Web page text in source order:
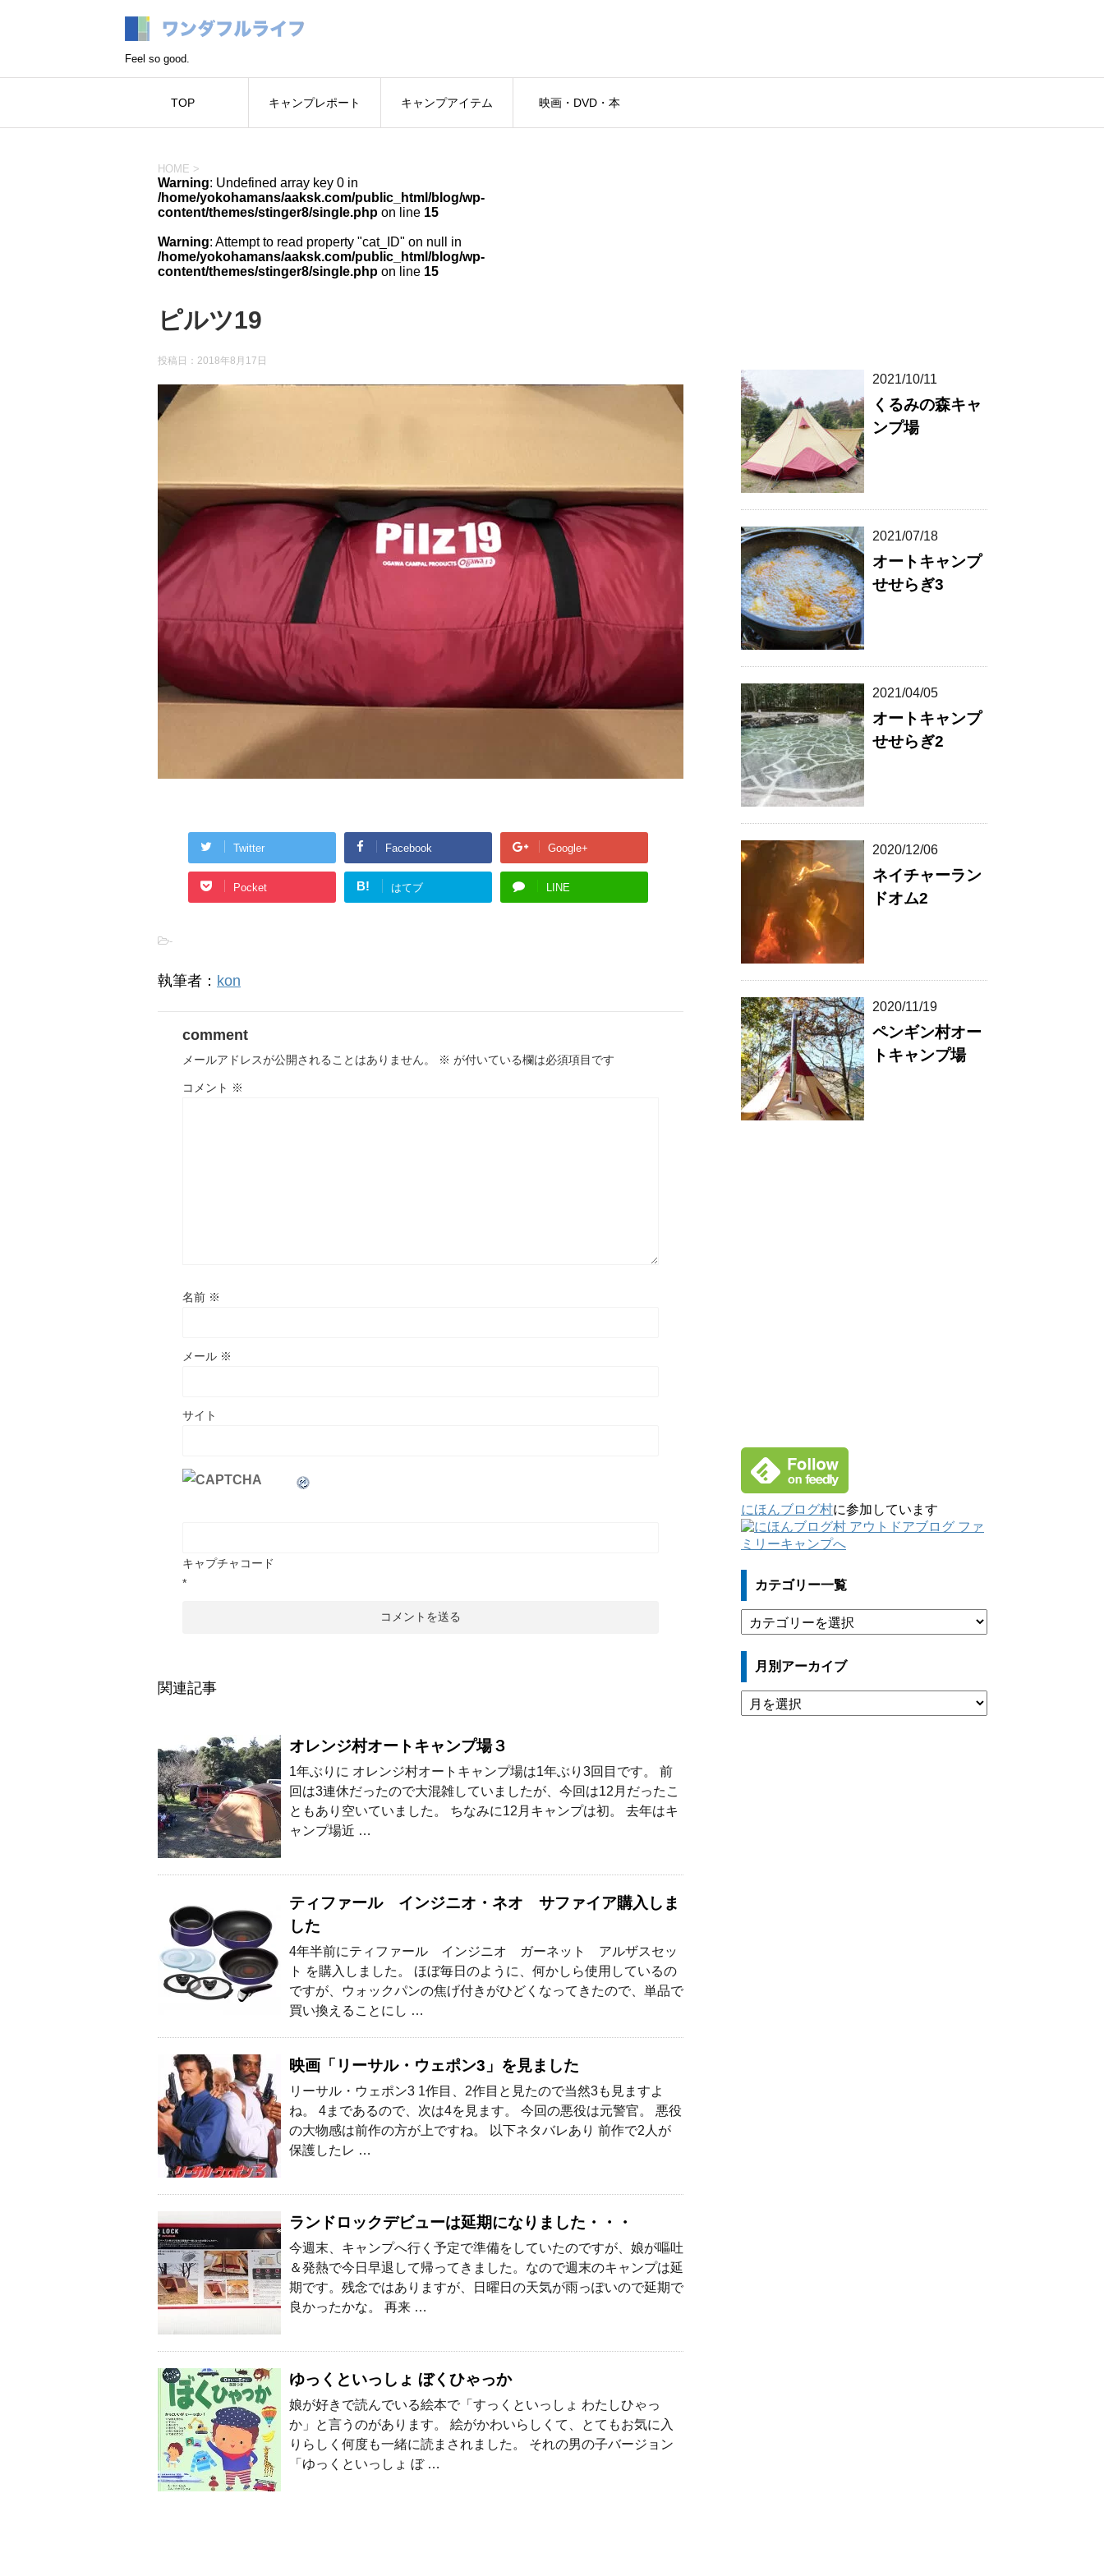
Feel so good.
TOP キャンプレポート キャンプアイテム 映画・DVD・本
HOME >
Warning: Undefined array key 0 in
/home/yokohamans/aaksk.com/public_html/blog/wp-
content/themes/stinger8/single.php on line 15
Warning: Attempt to read property "cat_ID" on null in
/home/yokohamans/aaksk.com/public_html/blog/wp-
content/themes/stinger8/single.php on line 15
ピルツ19
投稿日： 2018年8月17日
Twitter Facebook Google+
Pocket B! はてブ LINE
-
執筆者： kon
comment
メールアドレスが公開されることはありません。 ※ が付いている欄は必須項目です
コメント ※
名前 ※
メール ※
サイト
キャプチャコード
*
関連記事
オレンジ村オートキャンプ場３
1年ぶりに オレンジ村オートキャンプ場は1年ぶり3回目です。 前
回は3連休だったので大混雑していましたが、今回は12月だったこ
ともあり空いていました。 ちなみに12月キャンプは初。 去年はキ
ャンプ場近 …
ティファール インジニオ・ネオ サファイア購入しま
した
4年半前にティファール インジニオ ガーネット アルザスセッ
ト を購入しました。 ほぼ毎日のように、何かしら使用しているの
ですが、ウォックパンの焦げ付きがひどくなってきたので、単品で
買い換えることにし …
映画「リーサル・ウェポン3」を見ました
リーサル・ウェポン3 1作目、2作目と見たので当然3も見ますよ
ね。 4まであるので、次は4を見ます。 今回の悪役は元警官。 悪役
の大物感は前作の方が上ですね。 以下ネタバレあり 前作で2人が
保護したレ …
ランドロックデビューは延期になりました・・・
今週末、キャンプへ行く予定で準備をしていたのですが、娘が嘔吐
＆発熱で今日早退して帰ってきました。なので週末のキャンプは延
期です。残念ではありますが、日曜日の天気が雨っぽいので延期で
良かったかな。 再来 …
ゆっくといっしょ ぼくひゃっか
娘が好きで読んでいる絵本で「すっくといっしょ わたしひゃっ
か」と言うのがあります。 絵がかわいらしくて、とてもお気に入
りらしく何度も一緒に読まされました。 それの男の子バージョン
「ゆっくといっしょ ぼ …
2021/10/11
くるみの森キャ
ンプ場
2021/07/18
オートキャンプ
せせらぎ3
2021/04/05
オートキャンプ
せせらぎ2
2020/12/06
ネイチャーラン
ドオム2
2020/11/19
ペンギン村オー
トキャンプ場
にほんブログ村に参加しています
カテゴリー一覧
テ
ゴ
ー
一
覧
月別アーカイブ
月
別